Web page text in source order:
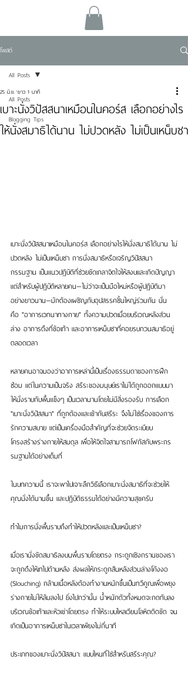
โพสต์
All Posts
Blogging Tips
All Posts
เบาะนั่งวิปัสสนาเหมือนในคอร์ส เลือกอย่างไร
ให้นั่งสมาธิได้นาน ไม่ปวดหลัง ไม่เป็นเหน็บชา
25 มิ.ย. ยาว 1 นาที
เบาะนั่งวิปัสสนาเหมือนในคอร์ส เลือกอย่างไรให้นั่งสมาธิได้นาน ไม่
ปวดหลัง ไม่เป็นเหน็บชา การนั่งสมาธิหรือเจริญวิปัสสนา
กรรมฐาน เป็นแนวปฏิบัติที่ช่วยขัดเกลาจิตใจให้สงบและเกิดปัญญา
แต่สำหรับผู้ปฏิบัติหลายคน—ไม่ว่าจะเป็นมือใหม่หรือผู้ปฏิบัติมา
อย่างยาวนาน—มักต้องเผชิญกับอุปสรรคชิ้นใหญ่ร่วมกัน นั่น
คือ "อาการเวทนาทางกาย" ทั้งความปวดเมื่อยบริเวณหลังส่วน
ล่าง อาการตึงที่ข้อเท้า และอาการเหน็บชาที่คอยรบกวนสมาธิอยู่
ตลอดเวลา
หลายคนอาจมองว่าอาการเหล่านี้เป็นเรื่องธรรมดาของการฝึก
ซ้อม แต่ในความเป็นจริง สรีระของมนุษย์เราไม่ได้ถูกออกแบบมา
ให้นั่งราบกับพื้นแข็งๆ เป็นเวลานานโดยไม่มีสิ่งรองรับ การเลือก
"เบาะนั่งวิปัสสนา" ที่ถูกต้องและเข้ากับสรีระ จึงไม่ใช่เรื่องของการ
รักความสบาย แต่เป็นเครื่องมือสำคัญที่จะช่วยจัดระเบียบ
โครงสร้างร่างกายให้สมดุล เพื่อให้จิตใจสามารถโฟกัสกับพระกร
รมฐานได้อย่างเต็มที่
ในบทความนี้ เราจะพาไปเจาะลึกวิธีเลือกเบาะนั่งสมาธิที่จะช่วยให้
คุณนั่งได้นานขึ้น และปฏิบัติธรรมได้อย่างมีความสุขครับ
ทำไมการนั่งพื้นราบถึงทำให้ปวดหลังและเป็นเหน็บชา?
เมื่อเรานั่งขัดสมาธิลงบนพื้นราบโดยตรง กระดูกเชิงกรานของเรา
จะถูกดึงให้เทไปด้านหลัง ส่งผลให้กระดูกสันหลังส่วนล่างโค้งงอ
(Slouching) กล้ามเนื้อหลังต้องทำงานหนักขึ้นเป็นทวีคูณเพื่อพยุง
ร่างกายไม่ให้ล้มลงไป ยิ่งไปกว่านั้น น้ำหนักตัวทั้งหมดจะกดทับลง
บริเวณข้อเท้าและหัวเข่าโดยตรง ทำให้ระบบไหลเวียนโลหิตติดขัด จน
เกิดเป็นอาการเหน็บชาในเวลาเพียงไม่กี่นาที
ประเภทของเบาะนั่งวิปัสสนา: แบบไหนที่ใช่สำหรับสรีระคุณ?